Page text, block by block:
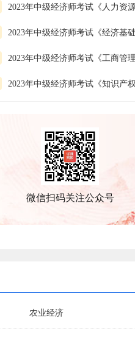
微信扫码关注公众号
农业经济